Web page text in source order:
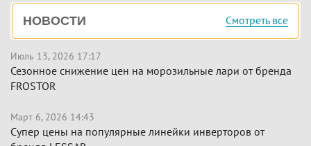
Боковая
панель
НОВОСТИ Смотреть все
Июль 13, 2026 17:17
Сезонное снижение цен на морозильные лари от бренда
FROSTOR
Март 6, 2026 14:43
Супер цены на популярные линейки инверторов от